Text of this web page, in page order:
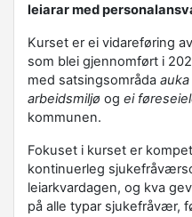
leiarar med
Kurset er ei vidareføring
som blei gjennomført i
med satsingsområda
arbeidsmiljø og ei
kommunen.
Fokuset i kurset er
kontinuerleg
leiarkvardagen, og kva
på alle typar sjukefråvær,